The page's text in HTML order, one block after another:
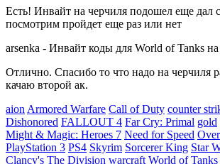
Есть! Инвайт на черчиля подошел еще дал
посмотрим пройдет еще раз или нет
arsenka - Инвайт коды для World of Tanks на
Отлично. Спасибо то что надо на черчиля
качаю второй ак.
aion Armored Warfare Call of Duty counter
Dishonored FALLOUT 4 Far Cry: Primal gold
Might & Magic: Heroes 7 Need for Speed
PlayStation 3 PS4 Skyrim Sorcerer King Star
Clancy's The Division warcraft World of Tanks